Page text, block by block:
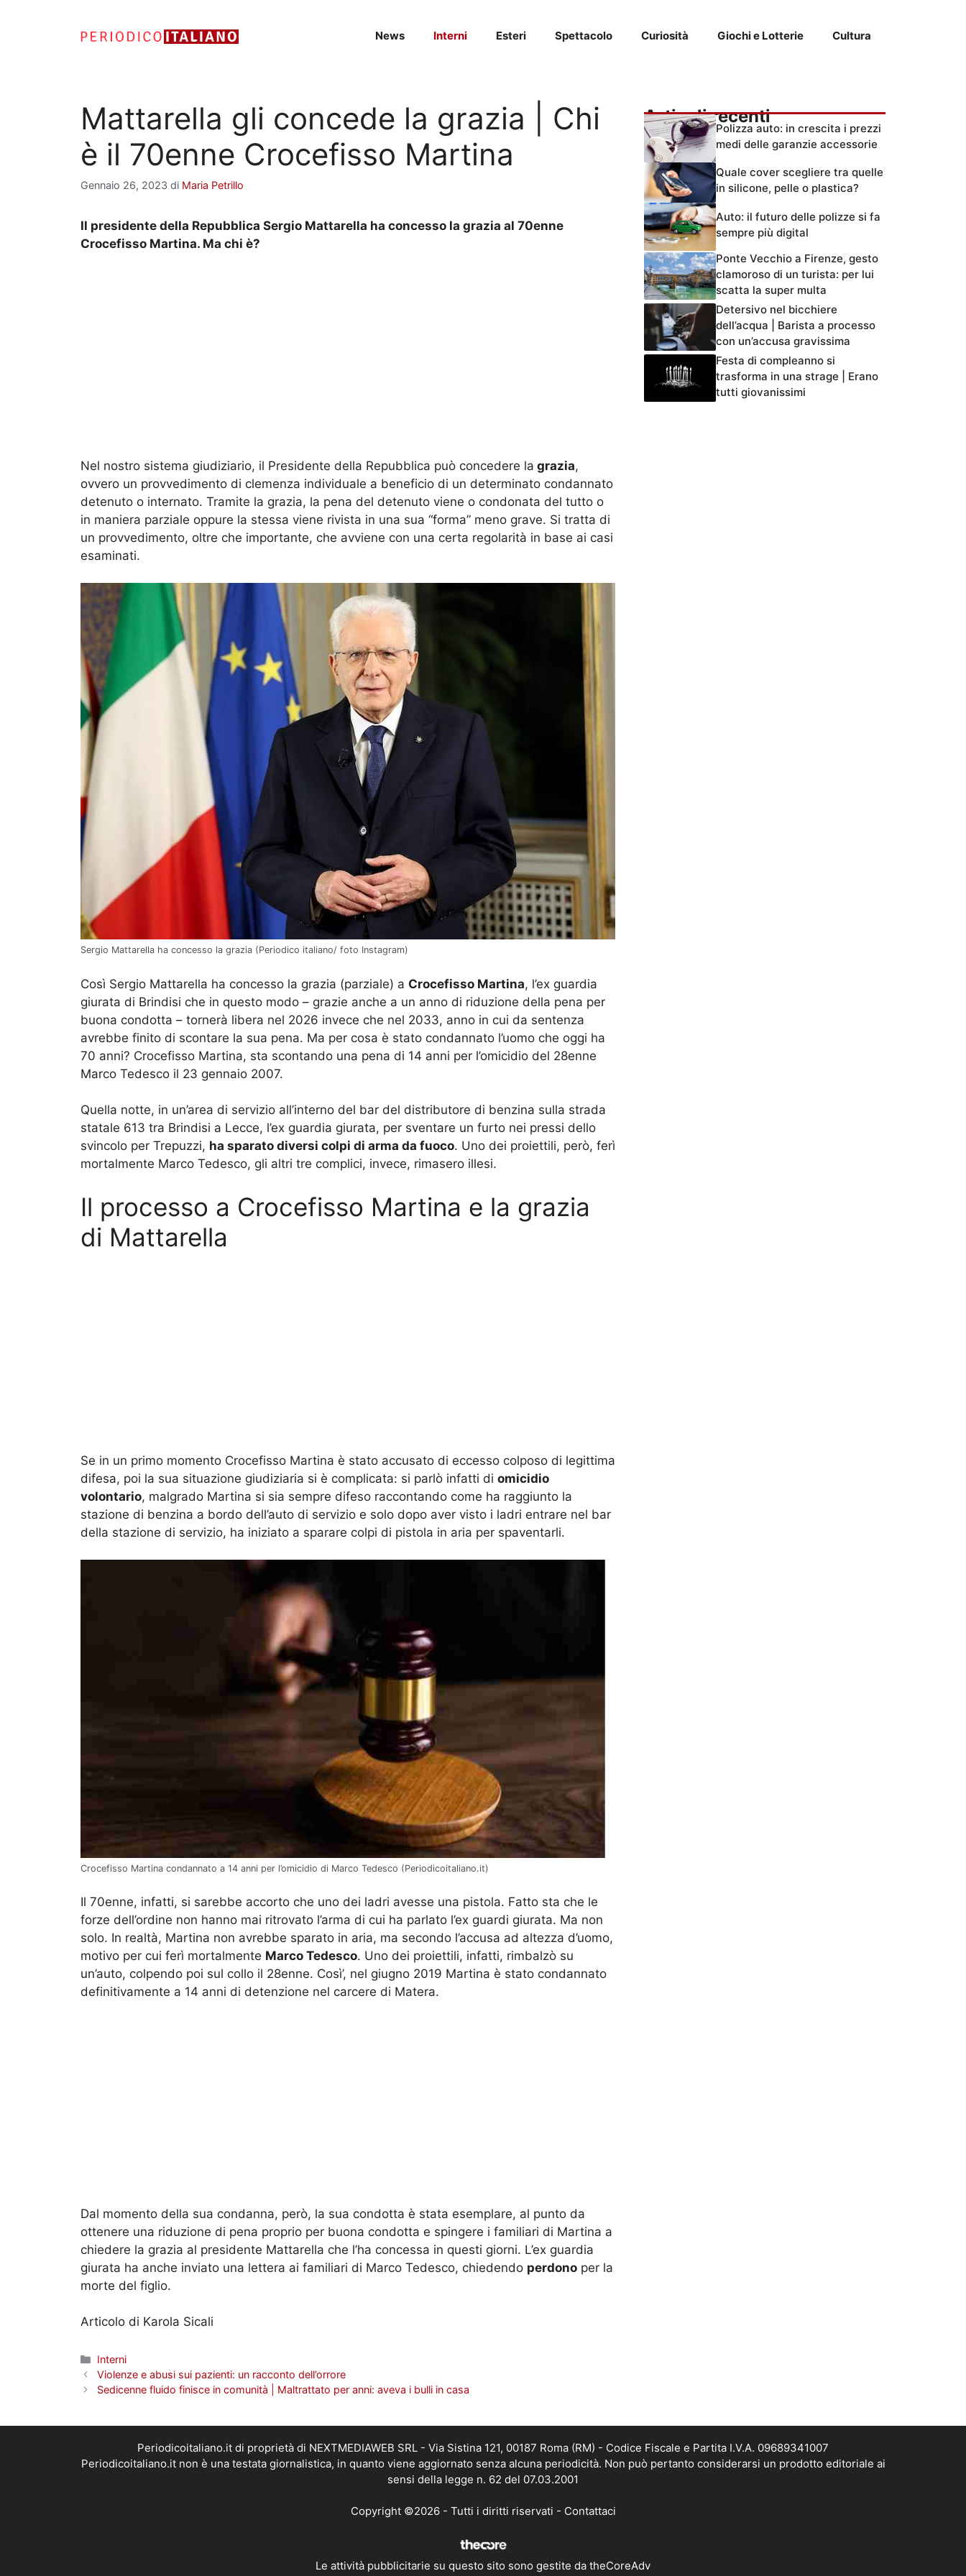
News Interni Esteri Spettacolo Curiosità Giochi e Lotterie Cultura
Mattarella gli concede la grazia | Chi
è il 70enne Crocefisso Martina
Gennaio 26, 2023 di Maria Petrillo
Il presidente della Repubblica Sergio Mattarella ha concesso la grazia al 70enne
Crocefisso Martina. Ma chi è?
Nel nostro sistema giudiziario, il Presidente della Repubblica può concedere la grazia,
ovvero un provvedimento di clemenza individuale a beneficio di un determinato condannato
detenuto o internato. Tramite la grazia, la pena del detenuto viene o condonata del tutto o
in maniera parziale oppure la stessa viene rivista in una sua “forma” meno grave. Si tratta di
un provvedimento, oltre che importante, che avviene con una certa regolarità in base ai casi
esaminati.
Sergio Mattarella ha concesso la grazia (Periodico italiano/ foto Instagram)
Così Sergio Mattarella ha concesso la grazia (parziale) a Crocefisso Martina, l’ex guardia
giurata di Brindisi che in questo modo – grazie anche a un anno di riduzione della pena per
buona condotta – tornerà libera nel 2026 invece che nel 2033, anno in cui da sentenza
avrebbe finito di scontare la sua pena. Ma per cosa è stato condannato l’uomo che oggi ha
70 anni? Crocefisso Martina, sta scontando una pena di 14 anni per l’omicidio del 28enne
Marco Tedesco il 23 gennaio 2007.
Quella notte, in un’area di servizio all’interno del bar del distributore di benzina sulla strada
statale 613 tra Brindisi a Lecce, l’ex guardia giurata, per sventare un furto nei pressi dello
svincolo per Trepuzzi, ha sparato diversi colpi di arma da fuoco. Uno dei proiettili, però, ferì
mortalmente Marco Tedesco, gli altri tre complici, invece, rimasero illesi.
Il processo a Crocefisso Martina e la grazia
di Mattarella
Se in un primo momento Crocefisso Martina è stato accusato di eccesso colposo di legittima
difesa, poi la sua situazione giudiziaria si è complicata: si parlò infatti di omicidio
volontario, malgrado Martina si sia sempre difeso raccontando come ha raggiunto la
stazione di benzina a bordo dell’auto di servizio e solo dopo aver visto i ladri entrare nel bar
della stazione di servizio, ha iniziato a sparare colpi di pistola in aria per spaventarli.
Crocefisso Martina condannato a 14 anni per l’omicidio di Marco Tedesco (Periodicoitaliano.it)
Il 70enne, infatti, si sarebbe accorto che uno dei ladri avesse una pistola. Fatto sta che le
forze dell’ordine non hanno mai ritrovato l’arma di cui ha parlato l’ex guardi giurata. Ma non
solo. In realtà, Martina non avrebbe sparato in aria, ma secondo l’accusa ad altezza d’uomo,
motivo per cui ferì mortalmente Marco Tedesco. Uno dei proiettili, infatti, rimbalzò su
un’auto, colpendo poi sul collo il 28enne. Così’, nel giugno 2019 Martina è stato condannato
definitivamente a 14 anni di detenzione nel carcere di Matera.
Dal momento della sua condanna, però, la sua condotta è stata esemplare, al punto da
ottenere una riduzione di pena proprio per buona condotta e spingere i familiari di Martina a
chiedere la grazia al presidente Mattarella che l’ha concessa in questi giorni. L’ex guardia
giurata ha anche inviato una lettera ai familiari di Marco Tedesco, chiedendo perdono per la
morte del figlio.
Articolo di Karola Sicali
Categorie
Interni
Violenze e abusi sui pazienti: un racconto dell’orrore
Sedicenne fluido finisce in comunità | Maltrattato per anni: aveva i bulli in casa
Articoli recenti
Polizza auto: in crescita i prezzi
medi delle garanzie accessorie
Quale cover scegliere tra quelle
in silicone, pelle o plastica?
Auto: il futuro delle polizze si fa
sempre più digital
Ponte Vecchio a Firenze, gesto
clamoroso di un turista: per lui
scatta la super multa
Detersivo nel bicchiere
dell’acqua | Barista a processo
con un’accusa gravissima
Festa di compleanno si
trasforma in una strage | Erano
tutti giovanissimi
Periodicoitaliano.it di proprietà di NEXTMEDIAWEB SRL - Via Sistina 121, 00187 Roma (RM) - Codice Fiscale e Partita I.V.A. 09689341007
Periodicoitaliano.it non è una testata giornalistica, in quanto viene aggiornato senza alcuna periodicità. Non può pertanto considerarsi un prodotto editoriale ai
sensi della legge n. 62 del 07.03.2001
Copyright ©2026 - Tutti i diritti riservati - Contattaci
Le attività pubblicitarie su questo sito sono gestite da theCoreAdv